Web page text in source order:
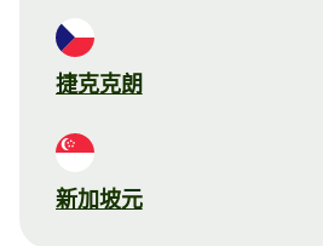
捷克克朗
新加坡元